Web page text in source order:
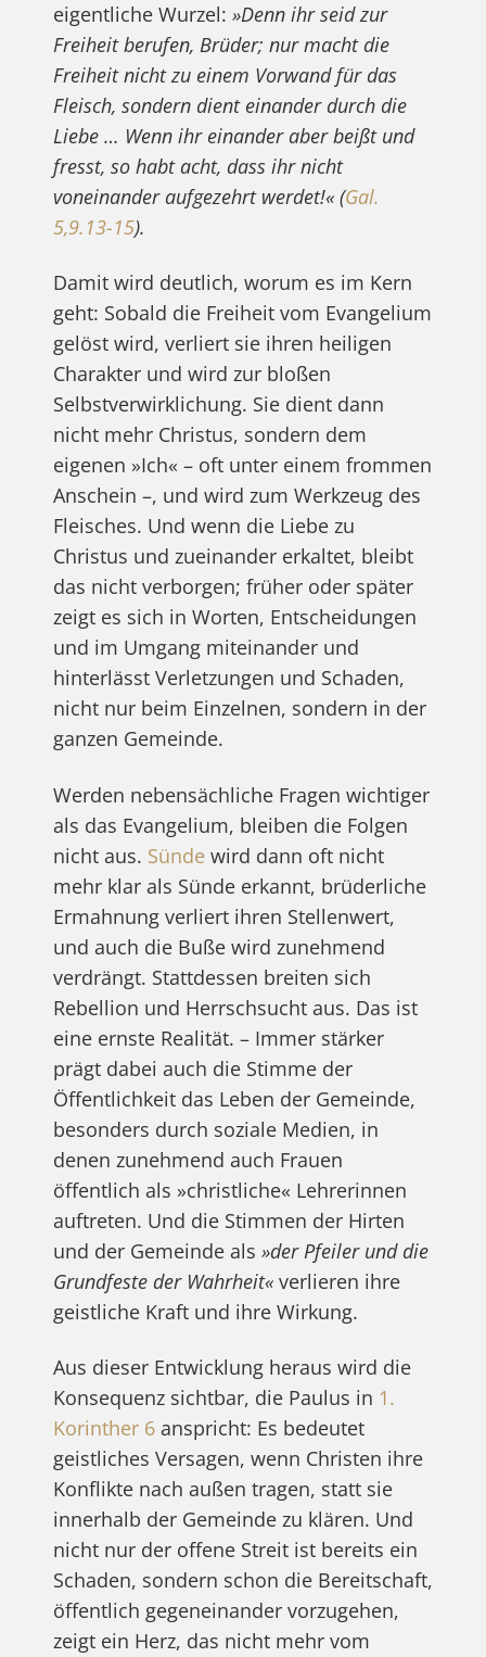
eigentliche Wurzel: »Denn ihr seid zur
Freiheit berufen, Brüder; nur macht die
Freiheit nicht zu einem Vorwand für das
Fleisch, sondern dient einander durch die
Liebe … Wenn ihr einander aber beißt und
fresst, so habt acht, dass ihr nicht
voneinander aufgezehrt werdet!« (Gal.
5,9.13-15).
Damit wird deutlich, worum es im Kern
geht: Sobald die Freiheit vom Evangelium
gelöst wird, verliert sie ihren heiligen
Charakter und wird zur bloßen
Selbstverwirklichung. Sie dient dann
nicht mehr Christus, sondern dem
eigenen »Ich« – oft unter einem frommen
Anschein –, und wird zum Werkzeug des
Fleisches. Und wenn die Liebe zu
Christus und zueinander erkaltet, bleibt
das nicht verborgen; früher oder später
zeigt es sich in Worten, Entscheidungen
und im Umgang miteinander und
hinterlässt Verletzungen und Schaden,
nicht nur beim Einzelnen, sondern in der
ganzen Gemeinde.
Werden nebensächliche Fragen wichtiger
als das Evangelium, bleiben die Folgen
nicht aus. Sündewird dann oft nicht
mehr klar als Sünde erkannt, brüderliche
Ermahnung verliert ihren Stellenwert,
und auch die Buße wird zunehmend
verdrängt. Stattdessen breiten sich
Rebellion und Herrschsucht aus. Das ist
eine ernste Realität. – Immer stärker
prägt dabei auch die Stimme der
Öffentlichkeit das Leben der Gemeinde,
besonders durch soziale Medien, in
denen zunehmend auch Frauen
öffentlich als »christliche« Lehrerinnen
auftreten. Und die Stimmen der Hirten
und der Gemeinde als »der Pfeiler und die
Grundfeste der Wahrheit«verlieren ihre
geistliche Kraft und ihre Wirkung.
Aus dieser Entwicklung heraus wird die
Konsequenz sichtbar, die Paulus in 1.
Korinther 6anspricht: Es bedeutet
geistliches Versagen, wenn Christen ihre
Konflikte nach außen tragen, statt sie
innerhalb der Gemeinde zu klären. Und
nicht nur der offene Streit ist bereits ein
Schaden, sondern schon die Bereitschaft,
öffentlich gegeneinander vorzugehen,
zeigt ein Herz, das nicht mehr vom